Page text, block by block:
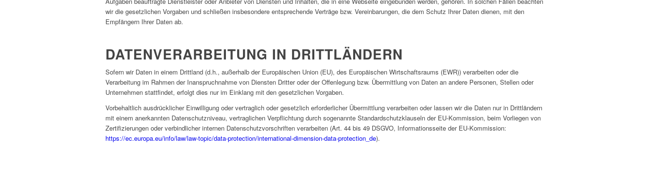
wir die gesetzlichen Vorgaben und schließen insbesondere entsprechende Verträge bzw. Vereinbarungen, die dem Schutz Ihrer Daten dienen, mit den
Empfängern Ihrer Daten ab.
DATENVERARBEITUNG IN DRITTLÄNDERN
Sofern wir Daten in einem Drittland (d.h., außerhalb der Europäischen Union (EU), des Europäischen Wirtschaftsraums (EWR)) verarbeiten oder die
Verarbeitung im Rahmen der Inanspruchnahme von Diensten Dritter oder der Offenlegung bzw. Übermittlung von Daten an andere Personen, Stellen oder
Unternehmen stattfindet, erfolgt dies nur im Einklang mit den gesetzlichen Vorgaben.
Vorbehaltlich ausdrücklicher Einwilligung oder vertraglich oder gesetzlich erforderlicher Übermittlung verarbeiten oder lassen wir die Daten nur in Drittländern
mit einem anerkannten Datenschutzniveau, vertraglichen Verpflichtung durch sogenannte Standardschutzklauseln der EU-Kommission, beim Vorliegen von
Zertifizierungen oder verbindlicher internen Datenschutzvorschriften verarbeiten (Art. 44 bis 49 DSGVO, Informationsseite der EU-Kommission:
https://ec.europa.eu/info/law/law-topic/data-protection/international-dimension-data-protection_de).